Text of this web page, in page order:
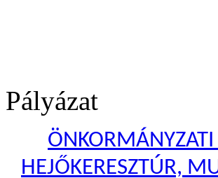
Pályázat
ÖNKORMÁNYZATI
HEJŐKERESZTÚR,